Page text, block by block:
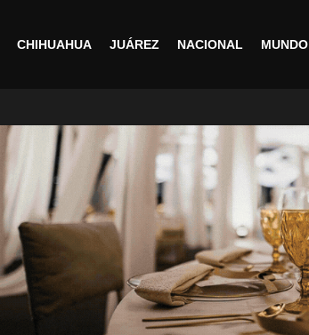
CHIHUAHUA JUÁREZ NACIONAL MUNDO